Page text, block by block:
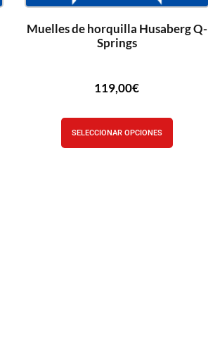
Muelles de horquilla Husaberg Q-
Springs
119,00€
SELECCIONAR OPCIONES